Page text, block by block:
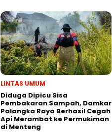
LINTAS UMUM
Diduga Dipicu Sisa
Pembakaran Sampah, Damkar
Palangka Raya Berhasil Cegah
Api Merambat ke Permukiman
di Menteng